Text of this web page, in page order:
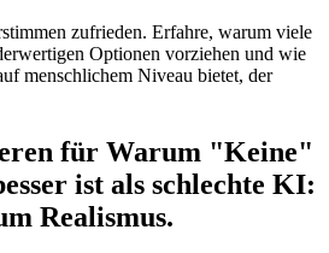
zufrieden. Erfahre, warum viele
Optionen vorziehen und wie
menschlichem Niveau bietet, der
für Warum "Keine"
ist als schlechte KI:
Realismus.